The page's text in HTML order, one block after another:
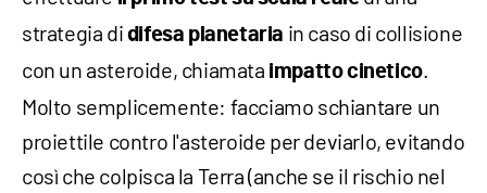
strategia di difesa planetaria in caso di collisione
con un asteroide, chiamata impatto cinetico.
Molto semplicemente: facciamo schiantare un
proiettile contro l'asteroide per deviarlo, evitando
così che colpisca la Terra (anche se il rischio nel